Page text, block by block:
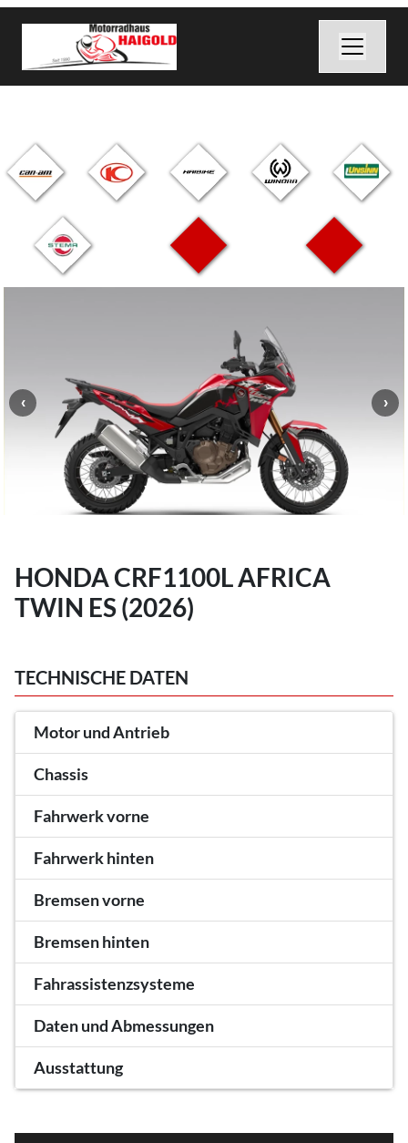
HONDA CRF1100L AFRICA
TWIN ES (2026)
TECHNISCHE DATEN
Motor und Antrieb
Chassis
Fahrwerk vorne
Fahrwerk hinten
Bremsen vorne
Bremsen hinten
Fahrassistenzsysteme
Daten und Abmessungen
Ausstattung